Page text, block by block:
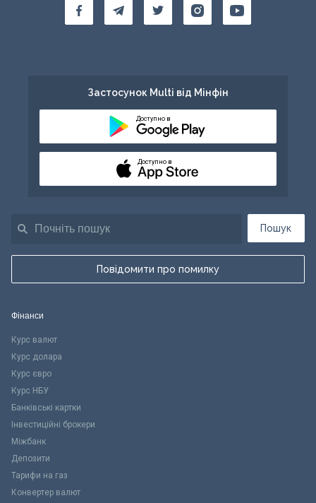
Пошук
Повідомити про помилку
Застосунок Multi від Мінфін
Доступно в
Доступно в
Фінанси
Курс валют
Курс долара
Курс євро
Курс НБУ
Банківські картки
Інвестиційні брокери
Міжбанк
Депозити
Тарифи на газ
Конвертер валют